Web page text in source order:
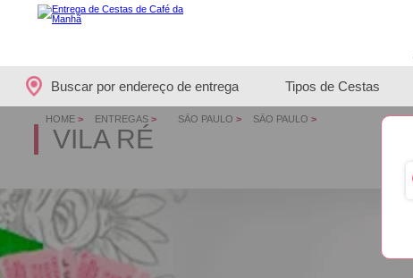
Buscar por endereço de entrega Tipos de Cestas
HOME> ENTREGAS> SÃO PAULO > SÃO PAULO >
VILA RÉ